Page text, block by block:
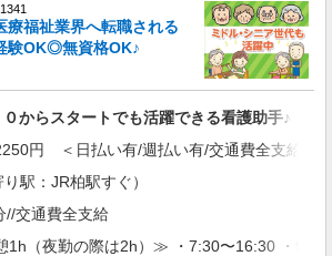
柏市｜最寄り駅≪南柏≫
詳細を見る
内の補助staff
時給1300円 ◆前払い・日払い・週払いOK
千葉県柏市柏駅周辺
療福祉業界へ転職される
験OK◎無資格OK♪
からスタートでも活躍できる看護助手♪
円 ＜日払い有/週払い有/交通費全支給(ガ
駅：JR柏駅すぐ）
交通費全支給
1h（夜勤の際は2h）≫ ・7:30〜16:30 ・